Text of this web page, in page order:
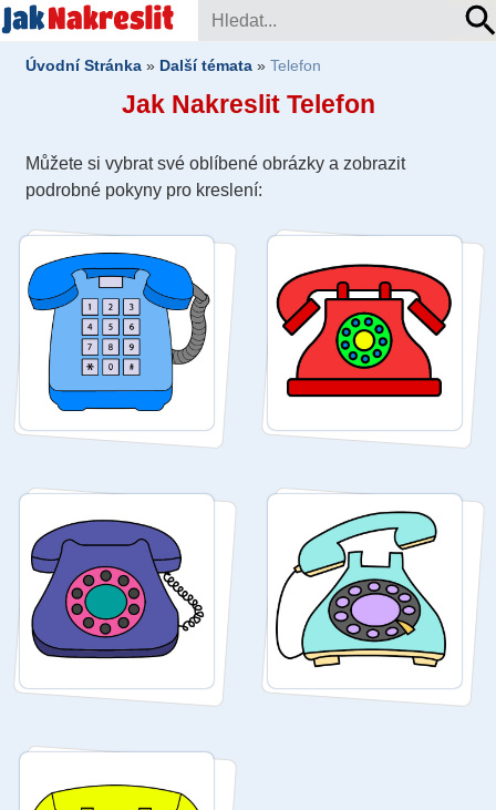
Úvodní Stránka » Další témata »Telefon
Jak Nakreslit Telefon
Můžete si vybrat své oblíbené obrázky a zobrazit
podrobné pokyny pro kreslení: